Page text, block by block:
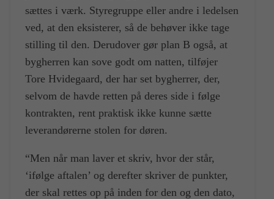
sættes i værk. Styregruppe eller andre i ledelsen
ved, at den eksisterer, så de behøver ikke tage
stilling til den. Derudover gør plan B også, at
bygherren kan sove godt om natten, tilføjer
Tore Hvidegaard, der har set bygherrer, der,
selvom de havde retten på deres side i følge
kontrakten, rent praktisk ikke kunne sætte
leverandørerne stolen for døren.
“Men når man laver et skriv, hvor der står,
‘ifølge aftalen’ og derefter skriver de punkter,
der skal rettes op på inden for den og den dato,